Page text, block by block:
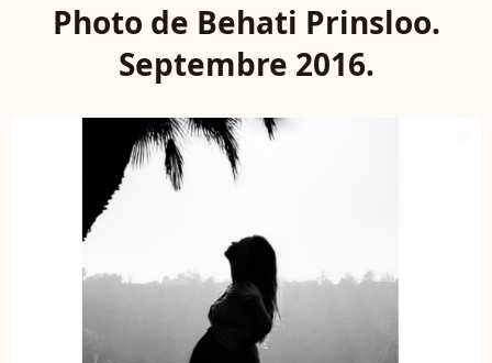
Photo de Behati Prinsloo.
Septembre 2016.